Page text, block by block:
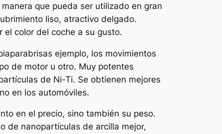
que pueda ser utilizado en gran
liso, atractivo delgado.
el color del coche a su gusto.
ejemplo, los movimientos
de motor u otro. Muy potentes
de Ni-Ti. Se obtienen mejores
en los automóviles.
en el precio, sino también su peso.
de nanopartículas de arcilla mejor,